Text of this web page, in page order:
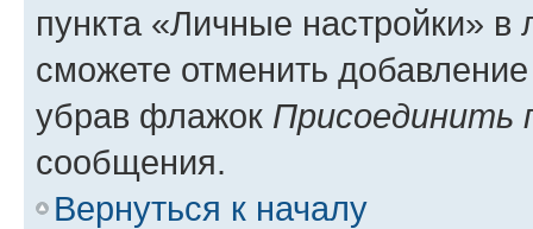
пункта «Личные настройки»
сможете отменить
убрав флажок Присоединить
сообщения.
Вернуться к началу